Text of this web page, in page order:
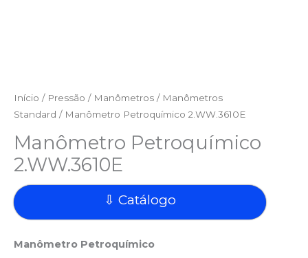
Início / Pressão / Manômetros / Manômetros
Standard / Manômetro Petroquímico 2.WW.3610E
Manômetro Petroquímico
2.WW.3610E
⇩ Catálogo
Manômetro Petroquímico